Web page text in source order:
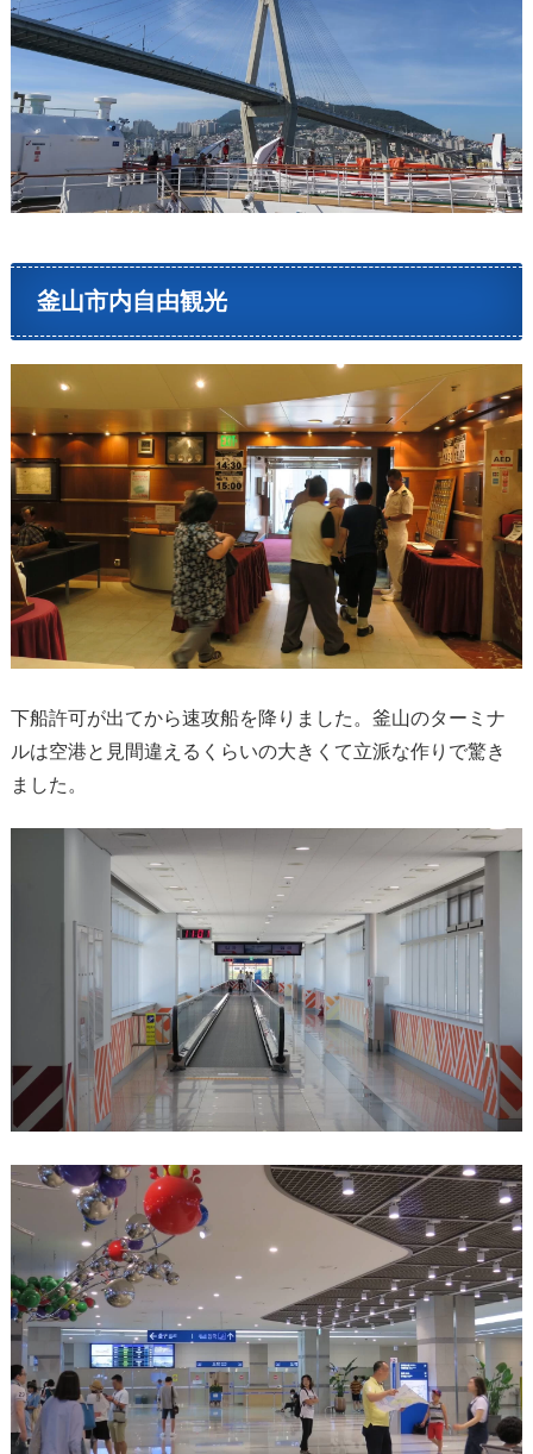
釜山市内自由観光
下船許可が出てから速攻船を降りました。釜山のターミナ
ルは空港と見間違えるくらいの大きくて立派な作りで驚き
ました。